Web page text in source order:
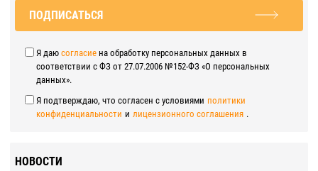
ПОДПИСАТЬСЯ
Я даю согласие на обработку персональных данных в
соответствии с ФЗ от 27.07.2006 №152-ФЗ «О персональных
данных».
Я подтверждаю, что согласен с условиями политики
конфиденциальности и лицензионного соглашения .
НОВОСТИ